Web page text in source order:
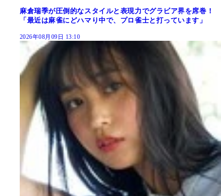
麻倉瑞季が圧倒的なスタイルと表現力でグラビア界を席巻！
「最近は麻雀にどハマり中で、プロ雀士と打っています」
2026年08月09日 13:10